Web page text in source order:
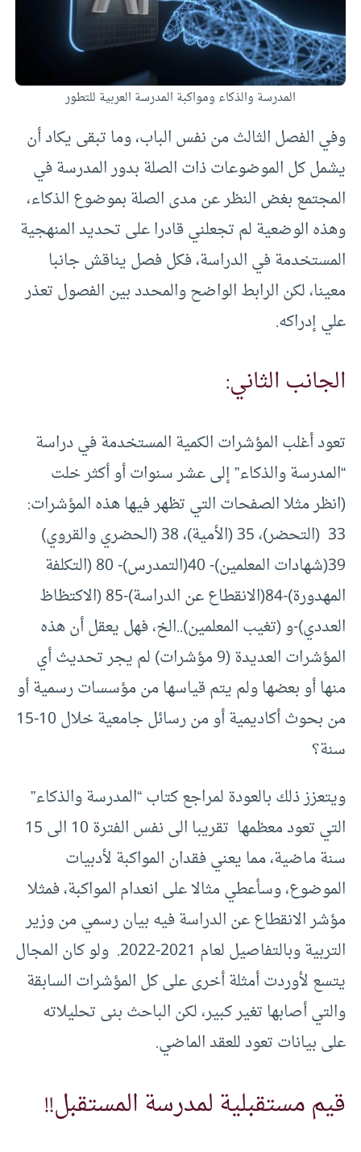
المدرسة والذكاء ومواكبة المدرسة العربية للتطور
وفي الفصل الثالث من نفس الباب، وما تبقى يكاد أن
يشمل كل الموضوعات ذات الصلة بدور المدرسة في
المجتمع بغض النظر عن مدى الصلة بموضوع الذكاء،
وهذه الوضعية لم تجعلني قادرا على تحديد المنهجية
المستخدمة في الدراسة، فكل فصل يناقش جانبا
معينا، لكن الرابط الواضح والمحدد بين الفصول تعذر
علي إدراكه.
الجانب الثاني:
تعود أغلب المؤشرات الكمية المستخدمة في دراسة
“المدرسة والذكاء” إلى عشر سنوات أو أكثر خلت
(انظر مثلا الصفحات التي تظهر فيها هذه المؤشرات:
33 (التحضر)، 35 (الأمية)، 38 (الحضري والقروي)
39(شهادات المعلمين)- 40(التمدرس)- 80 (التكلفة
المهدورة)-84(الانقطاع عن الدراسة)-85 (الاكتظاظ
العددي)-و (تغيب المعلمين)..الخ، فهل يعقل أن هذه
المؤشرات العديدة (9 مؤشرات) لم يجر تحديث أي
منها أو بعضها ولم يتم قياسها من مؤسسات رسمية أو
من بحوث أكاديمية أو من رسائل جامعية خلال 10-15
سنة؟
ويتعزز ذلك بالعودة لمراجع كتاب “المدرسة والذكاء”
التي تعود معظمها تقريبا الى نفس الفترة 10 الى 15
سنة ماضية، مما يعني فقدان المواكبة لأدبيات
الموضوع، وسأعطي مثالا على انعدام المواكبة، فمثلا
مؤشر الانقطاع عن الدراسة فيه بيان رسمي من وزير
التربية وبالتفاصيل لعام 2021-2022. ولو كان المجال
يتسع لأوردت أمثلة أخرى على كل المؤشرات السابقة
والتي أصابها تغير كبير، لكن الباحث بنى تحليلاته
على بيانات تعود للعقد الماضي.
قيم مستقبلية لمدرسة المستقبل!!